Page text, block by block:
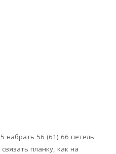
56 (61) 66 петель
планку, как на